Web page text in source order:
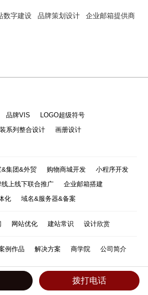
数字建设 品牌策划设计 企业邮箱提供商
拨打电话
品牌VIS
LOGO超级符号
系列整合设计
画册设计
&集团&外贸 购物商城开发
小程序开发
线上线下联合推广
企业邮箱搭建
化
域名&服务器&备案
网站优化 建站常识 设计欣赏
例作品 解决方案 商学院
公司简介